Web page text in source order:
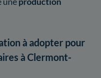
à adopter pour
à Clermont-